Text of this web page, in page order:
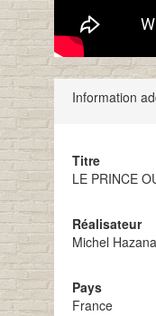
Information
Titre
LE PRINCE
Réalisateur
Michel
Pays
France